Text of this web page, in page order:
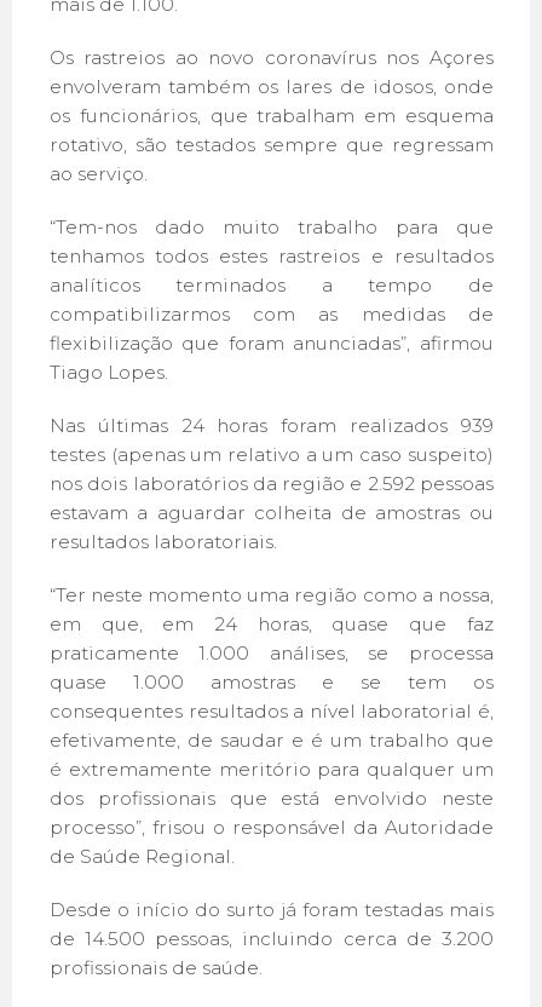
Os rastreios ao novo coronavírus nos Açores
envolveram também os lares de idosos, onde
os funcionários, que trabalham em esquema
rotativo, são testados sempre que regressam
ao serviço.
“Tem-nos dado muito trabalho para que
tenhamos todos estes rastreios e resultados
analíticos terminados a tempo de
compatibilizarmos com as medidas de
flexibilização que foram anunciadas”, afirmou
Tiago Lopes.
Nas últimas 24 horas foram realizados 939
testes (apenas um relativo a um caso suspeito)
nos dois laboratórios da região e 2.592 pessoas
estavam a aguardar colheita de amostras ou
resultados laboratoriais.
“Ter neste momento uma região como a nossa,
em que, em 24 horas, quase que faz
praticamente 1.000 análises, se processa
quase 1.000 amostras e se tem os
consequentes resultados a nível laboratorial é,
efetivamente, de saudar e é um trabalho que
é extremamente meritório para qualquer um
dos profissionais que está envolvido neste
processo”, frisou o responsável da Autoridade
de Saúde Regional.
Desde o início do surto já foram testadas mais
de 14.500 pessoas, incluindo cerca de 3.200
profissionais de saúde.